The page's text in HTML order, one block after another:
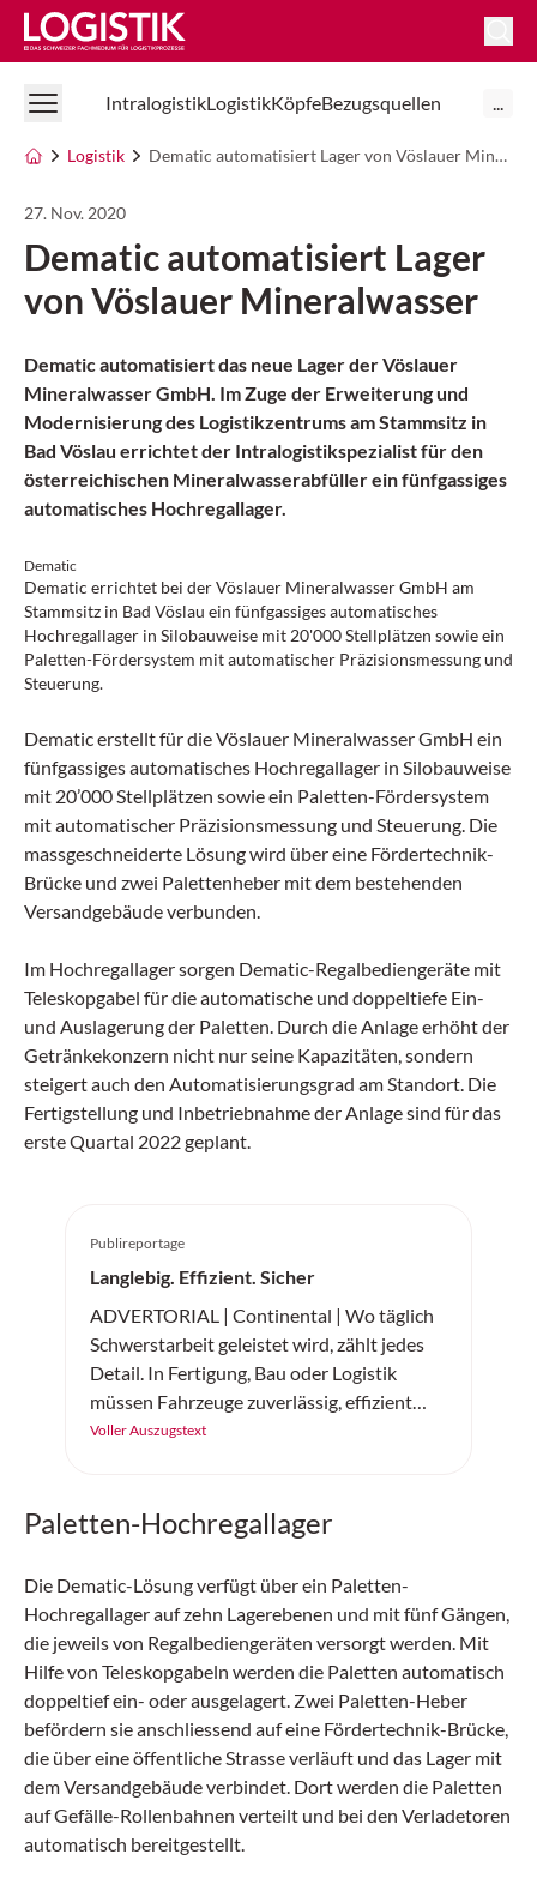
Logistik Online
IntralogistikLogistikKöpfeBezugsquellen ...
Logistik Dematic automatisiert Lager von Vöslauer Mineralwasser
27. Nov. 2020
Dematic automatisiert Lager
von Vöslauer Mineralwasser
Dematic automatisiert das neue Lager der Vöslauer
Mineralwasser GmbH. Im Zuge der Erweiterung und
Modernisierung des Logistikzentrums am Stammsitz in
Bad Vöslau errichtet der Intralogistikspezialist für den
österreichischen Mineralwasserabfüller ein fünfgassiges
automatisches Hochregallager.
Dematic
Dematic errichtet bei der Vöslauer Mineralwasser GmbH am
Stammsitz in Bad Vöslau ein fünfgassiges automatisches
Hochregallager in Silobauweise mit 20'000 Stellplätzen sowie ein
Paletten-Fördersystem mit automatischer Präzisionsmessung und
Steuerung.
Dematic erstellt für die Vöslauer Mineralwasser GmbH ein
fünfgassiges automatisches Hochregallager in Silobauweise
mit 20’000 Stellplätzen sowie ein Paletten-Fördersystem
mit automatischer Präzisionsmessung und Steuerung. Die
massgeschneiderte Lösung wird über eine Fördertechnik-
Brücke und zwei Palettenheber mit dem bestehenden
Versandgebäude verbunden.
Im Hochregallager sorgen Dematic-Regalbediengeräte mit
Teleskopgabel für die automatische und doppeltiefe Ein-
und Auslagerung der Paletten. Durch die Anlage erhöht der
Getränkekonzern nicht nur seine Kapazitäten, sondern
steigert auch den Automatisierungsgrad am Standort. Die
Fertigstellung und Inbetriebnahme der Anlage sind für das
erste Quartal 2022 geplant.
Publireportage
Langlebig. Effizient. Sicher
ADVERTORIAL | Continental | Wo täglich
Schwerstarbeit geleistet wird, zählt jedes
Detail. In Fertigung, Bau oder Logistik
müssen Fahrzeuge zuverlässig, effizient
und sicher arbeiten. Der «SC20+» von
Höchstleistung auf jedem Untergrund.
Voller Auszugstext
Paletten-Hochregallager
Die Dematic-Lösung verfügt über ein Paletten-
Hochregallager auf zehn Lagerebenen und mit fünf Gängen,
die jeweils von Regalbediengeräten versorgt werden. Mit
Hilfe von Teleskopgabeln werden die Paletten automatisch
doppeltief ein- oder ausgelagert. Zwei Paletten-Heber
befördern sie anschliessend auf eine Fördertechnik-Brücke,
die über eine öffentliche Strasse verläuft und das Lager mit
dem Versandgebäude verbindet. Dort werden die Paletten
auf Gefälle-Rollenbahnen verteilt und bei den Verladetoren
automatisch bereitgestellt.